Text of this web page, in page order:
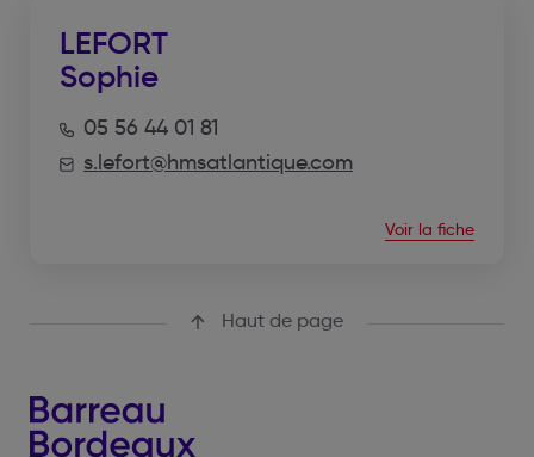
LEFORT
Sophie
05 56 44 01 81
s.lefort@hmsatlantique.com
Voir la fiche
Haut de page